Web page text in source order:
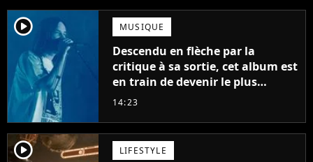
player2 MUSIQUE
Descendu en flèche par la
critique à sa sortie, cet album est
en train de devenir le plus
populaire de son auteur
14:23
player2 LIFESTYLE